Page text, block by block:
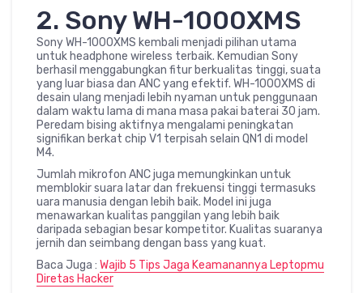
2. Sony WH-1000XMS
Sony WH-1000XMS kembali menjadi pilihan utama
untuk headphone wireless terbaik. Kemudian Sony
berhasil menggabungkan fitur berkualitas tinggi, suata
yang luar biasa dan ANC yang efektif. WH-1000XMS di
desain ulang menjadi lebih nyaman untuk penggunaan
dalam waktu lama di mana masa pakai baterai 30 jam.
Peredam bising aktifnya mengalami peningkatan
signifikan berkat chip V1 terpisah selain QN1 di model
M4.
Jumlah mikrofon ANC juga memungkinkan untuk
memblokir suara latar dan frekuensi tinggi termasuks
uara manusia dengan lebih baik. Model ini juga
menawarkan kualitas panggilan yang lebih baik
daripada sebagian besar kompetitor. Kualitas suaranya
jernih dan seimbang dengan bass yang kuat.
Baca Juga : Wajib 5 Tips Jaga Keamanannya Leptopmu
Diretas Hacker